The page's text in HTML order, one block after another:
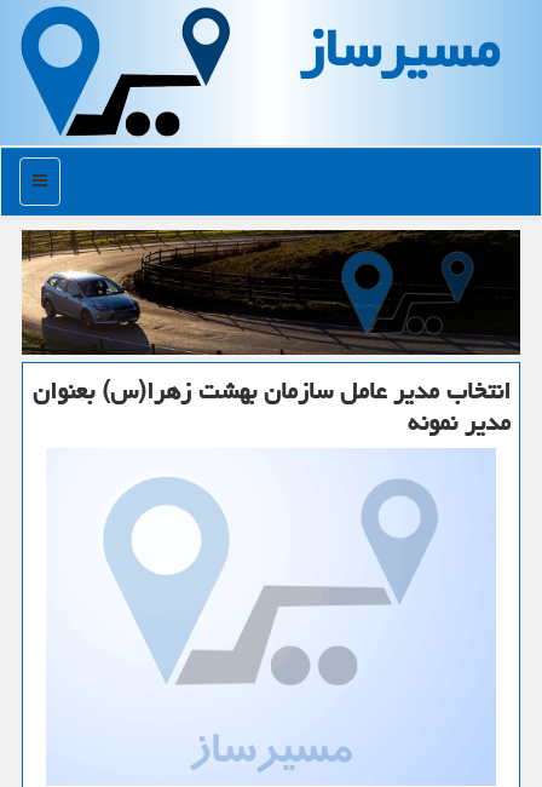
مسیرساز
منو
انتخاب مدیر عامل سازمان بهشت زهرا(س) بعنوان
مدیر نمونه